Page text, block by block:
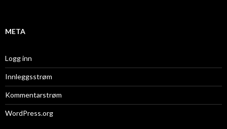
META
Logg inn
Innleggsstrøm
Kommentarstrøm
WordPress.org